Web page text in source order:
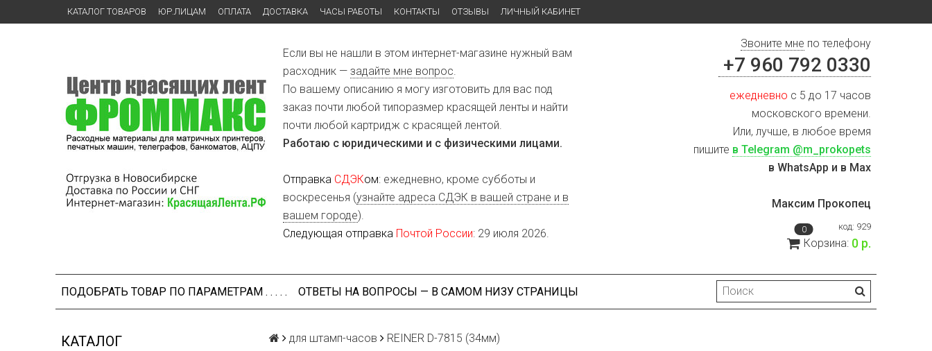
КАТАЛОГ ТОВАРОВ ЮР.ЛИЦАМ ОПЛАТА ДОСТАВКА ЧАСЫ РАБОТЫ КОНТАКТЫ ОТЗЫВЫ ЛИЧНЫЙ КАБИНЕТ
Если вы не нашли в этом интернет-магазине нужный вам
расходник — задайте мне вопрос
По вашему описанию я могу изготовить для вас под
заказ почти любой типоразмер красящей ленты и найти
почти любой картридж с красящей лентой.
Работаю с юридическими и с физическими лицами.
Отправка СДЭКом: ежедневно, кроме субботы и
воскресенья (узнайте адреса СДЭК в вашей стране и в
вашем городе).
Следующая отправка Почтой России: 29 июля 2026.
Звоните мне по телефону
+7 960 792 0330
ежедневно с 5 до 17 часов
московского времени.
Или, лучше, в любое время
пишите в Telegram @m_prokopets
в WhatsApp и в Max
Максим Прокопец
код: 929
0
Корзина: 0 р.
ПОДОБРАТЬ ТОВАР ПО ПАРАМЕТРАМ . . . . . ОТВЕТЫ НА ВОПРОСЫ — В САМОМ НИЗУ СТРАНИЦЫ
КАТАЛОГ для штамп-часов REINER D-7815 (34мм)